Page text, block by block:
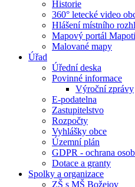
Historie
360° letecké video
Hlášení místního
Mapový portál
Malované mapy
Úřad
Úřední deska
Povinné informace
Výroční zprávy
E-podatelna
Zastupitelstvo
Rozpočty
Vyhlášky obce
Územní plán
GDPR - ochrana
Dotace a granty
Spolky a organizace
ZŠ s MŠ Božejov